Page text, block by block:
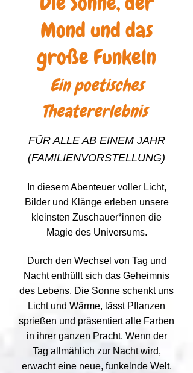
Mond und das
große Funkeln
Ein poetisches
Theatererlebnis
FÜR ALLE AB EINEM JAHR
(FAMILIENVORSTELLUNG)
In diesem Abenteuer voller Licht,
Bilder und Klänge erleben unsere
kleinsten Zuschauer*innen die
Magie des Universums.
Durch den Wechsel von Tag und
Nacht enthüllt sich das Geheimnis
des Lebens. Die Sonne schenkt uns
Licht und Wärme, lässt Pflanzen
sprießen und präsentiert alle Farben
in ihrer ganzen Pracht. Wenn der
Tag allmählich zur Nacht wird,
erwacht eine neue, funkelnde Welt.